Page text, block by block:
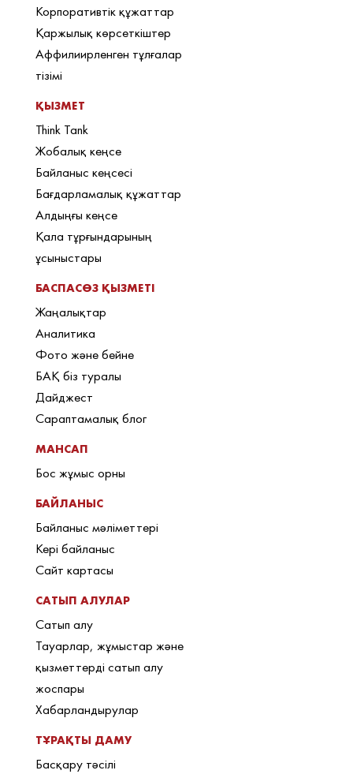
Корпоративтік құжаттар
Қаржылық көрсеткіштер
Аффилиирленген тұлғалар
тізімі
ҚЫЗМЕТ
Think Tank
Жобалық кеңсе
Байланыс кеңсесі
Бағдарламалық құжаттар
Алдыңғы кеңсе
Қала тұрғындарының
ұсыныстары
БАСПАСӨЗ ҚЫЗМЕТІ
Жаңалықтар
Аналитика
Фото және бейне
БАҚ біз туралы
Дайджест
Сараптамалық блог
МАНСАП
Бос жұмыс орны
БАЙЛАНЫС
Байланыс мәліметтері
Кері байланыс
Сайт картасы
САТЫП АЛУЛАР
Сатып алу
Тауарлар, жұмыстар және
қызметтерді сатып алу
жоспары
Хабарландырулар
ТҰРАҚТЫ ДАМУ
Басқару тәсілі